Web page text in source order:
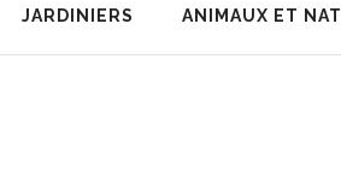
JARDINIERS ANIMAUX ET